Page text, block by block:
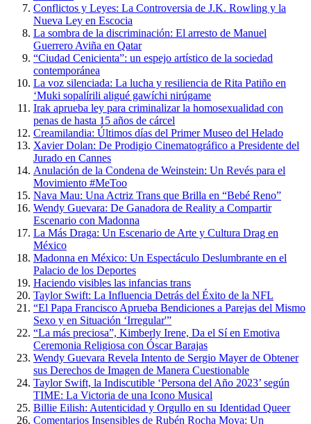
Conflictos y Leyes: La Controversia de J.K. Rowling y la
Nueva Ley en Escocia
La sombra de la discriminación: El arresto de Manuel
Guerrero Aviña en Qatar
“Ciudad Cenicienta”: un espejo artístico de la sociedad
contemporánea
La voz silenciada: La lucha y resiliencia de Rita Patiño en
‘Muki sopalírili aligué gawíchi nirúgame
Irak aprueba ley para criminalizar la homosexualidad con
penas de hasta 15 años de cárcel
Creamilandia: Últimos días del Primer Museo del Helado
Xavier Dolan: De Prodigio Cinematográfico a Presidente del
Jurado en Cannes
Anulación de la Condena de Weinstein: Un Revés para el
Movimiento #MeToo
Nava Mau: Una Actriz Trans que Brilla en “Bebé Reno”
Wendy Guevara: De Ganadora de Reality a Compartir
Escenario con Madonna
La Más Draga: Un Escenario de Arte y Cultura Drag en
México
Madonna en México: Un Espectáculo Deslumbrante en el
Palacio de los Deportes
Haciendo visibles las infancias trans
Taylor Swift: La Influencia Detrás del Éxito de la NFL
“El Papa Francisco Aprueba Bendiciones a Parejas del Mismo
Sexo y en Situación ‘Irregular'”
“La más preciosa”, Kimberly Irene, Da el Sí en Emotiva
Ceremonia Religiosa con Óscar Barajas
Wendy Guevara Revela Intento de Sergio Mayer de Obtener
sus Derechos de Imagen de Manera Cuestionable
Taylor Swift, la Indiscutible ‘Persona del Año 2023’ según
TIME: La Victoria de una Icono Musical
Billie Eilish: Autenticidad y Orgullo en su Identidad Queer
Comentarios Insensibles de Rubén Rocha Moya: Un